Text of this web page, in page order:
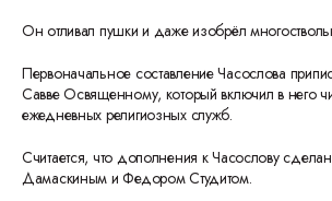
Он отливал пушки и даже изобрёл
Первоначальное составление Часослова
Савве Освященному, который включил в него
ежедневных религиозных служб.
Считается, что дополнения к Часослову
Дамаскиным и Федором Студитом.